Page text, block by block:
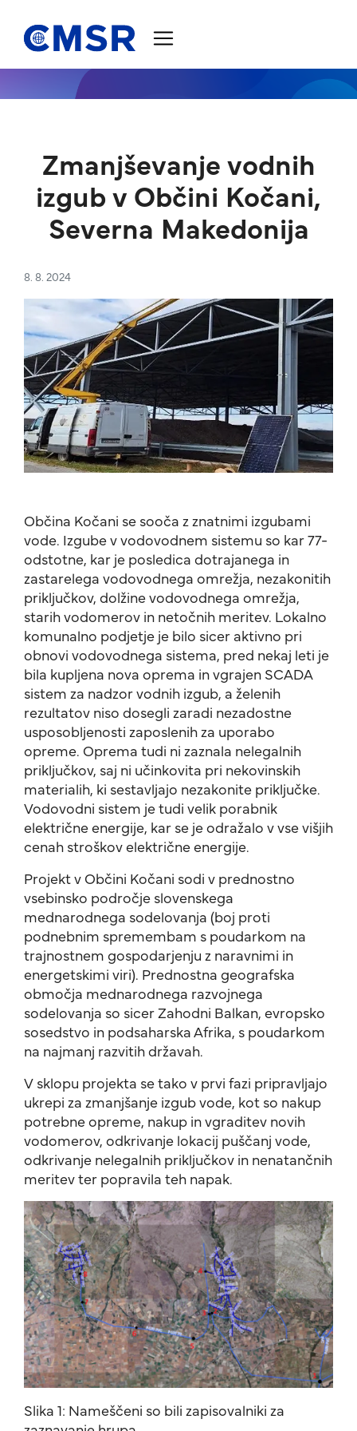
Zmanjševanje vodnih
izgub v Občini Kočani,
Severna Makedonija
8. 8. 2024
Občina Kočani se sooča z znatnimi izgubami
vode. Izgube v vodovodnem sistemu so kar 77-
odstotne, kar je posledica dotrajanega in
zastarelega vodovodnega omrežja, nezakonitih
priključkov, dolžine vodovodnega omrežja,
starih vodomerov in netočnih meritev. Lokalno
komunalno podjetje je bilo sicer aktivno pri
obnovi vodovodnega sistema, pred nekaj leti je
bila kupljena nova oprema in vgrajen SCADA
sistem za nadzor vodnih izgub, a želenih
rezultatov niso dosegli zaradi nezadostne
usposobljenosti zaposlenih za uporabo
opreme. Oprema tudi ni zaznala nelegalnih
priključkov, saj ni učinkovita pri nekovinskih
materialih, ki sestavljajo nezakonite priključke.
Vodovodni sistem je tudi velik porabnik
električne energije, kar se je odražalo v vse višjih
cenah stroškov električne energije.
Projekt v Občini Kočani sodi v prednostno
vsebinsko področje slovenskega
mednarodnega sodelovanja (boj proti
podnebnim spremembam s poudarkom na
trajnostnem gospodarjenju z naravnimi in
energetskimi viri). Prednostna geografska
območja mednarodnega razvojnega
sodelovanja so sicer Zahodni Balkan, evropsko
sosedstvo in podsaharska Afrika, s poudarkom
na najmanj razvitih državah.
V sklopu projekta se tako v prvi fazi pripravljajo
ukrepi za zmanjšanje izgub vode, kot so nakup
potrebne opreme, nakup in vgraditev novih
vodomerov, odkrivanje lokacij puščanj vode,
odkrivanje nelegalnih priključkov in nenatančnih
meritev ter popravila teh napak.
Slika 1: Nameščeni so bili zapisovalniki za